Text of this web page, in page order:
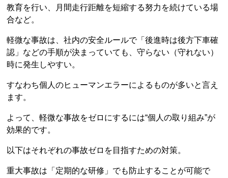
教育を行い、月間走行距離を短縮する努力を続けている場
合など。
軽微な事故は、社内の安全ルールで「後進時は後方下車確
認」などの手順が決まっていても、守らない（守れない）
時に発生しやすい。
すなわち個人のヒューマンエラーによるものが多いと言え
ます。
よって、軽微な事故をゼロにするには“個人の取り組み”が
効果的です。
以下はそれぞれの事故ゼロを目指すための対策。
重大事故は「定期的な研修」でも防止することが可能で